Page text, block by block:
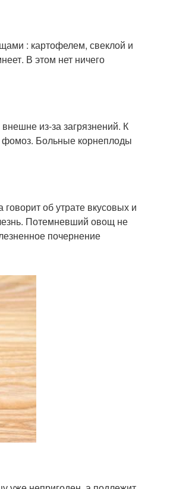
: картофелем, свеклой и
В этом нет ничего
из-за загрязнений. К
фомоз. Больные корнеплоды
об утрате вкусовых и
Потемневший овощ не
почернение